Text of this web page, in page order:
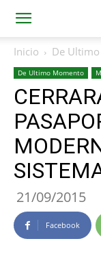
Inicio De
De Ultimo Momento
21/09/2015
Facebook